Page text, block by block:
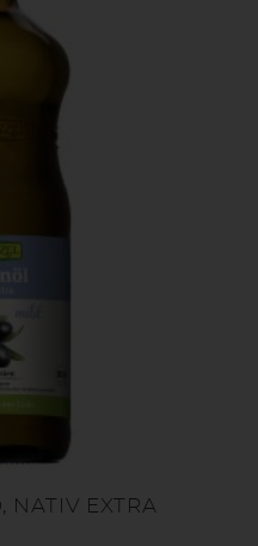
NATIV EXTRA